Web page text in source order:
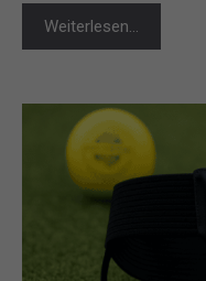
Weiterlesen…